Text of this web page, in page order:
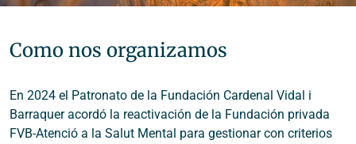
Como nos organizamos
En 2024 el Patronato de la Fundación Cardenal Vidal i
Barraquer acordó la reactivación de la Fundación privada
FVB-Atenció a la Salut Mental para gestionar con criterios